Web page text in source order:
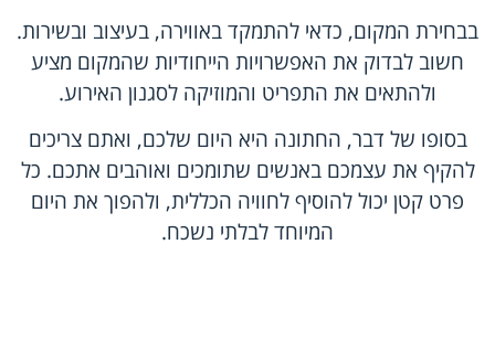
בבחירת המקום, כדאי להתמקד באווירה, בעיצוב ובשירות.
חשוב לבדוק את האפשרויות הייחודיות שהמקום מציע
ולהתאים את התפריט והמוזיקה לסגנון האירוע.
בסופו של דבר, החתונה היא היום שלכם, ואתם צריכים
להקיף את עצמכם באנשים שתומכים ואוהבים אתכם. כל
פרט קטן יכול להוסיף לחוויה הכללית, ולהפוך את היום
המיוחד לבלתי נשכח.